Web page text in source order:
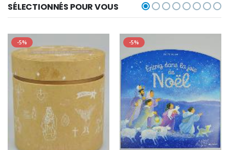
SÉLECTIONNÉS POUR VOUS
-5% -5%